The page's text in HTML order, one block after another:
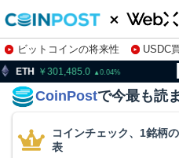
ビットコインの将来性 USDC
株特集・関連銘柄
0.04
CoinPostで今最も読
コインチェック、1銘柄
表